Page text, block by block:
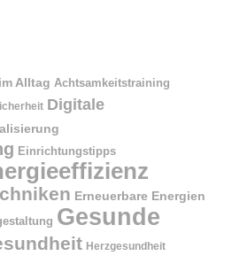
Alltag Achtsamkeitstraining
Digitale
Einrichtungstipps
Erneuerbare Energien
Gesunde
Herzgesundheit